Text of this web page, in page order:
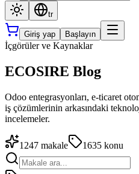
tr
Giriş yap Başlayın
İçgörüler ve Kaynaklar
ECOSIRE Blog
Odoo entegrasyonları, e-ticaret
iş çözümlerinin arkasındaki
incelemeler.
1247 makale 1635 konu